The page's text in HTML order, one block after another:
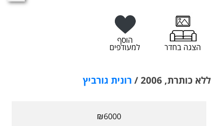
הצגה בחדר
הוסף
למעודפים
ללא כותרת, 2006 / רונית גורביץ
₪6000